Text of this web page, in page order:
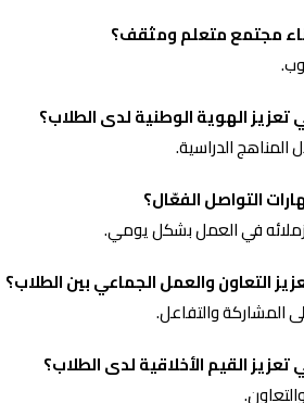
مجتمع متعلم ومثقف؟
الهوية الوطنية لدى الطلاب؟
الدراسية.
التواصل الفعّال؟
في العمل بشكل يومي.
التعاون والعمل الجماعي بين الطلاب؟
المشاركة والتفاعل.
القيم الأخلاقية لدى الطلاب؟